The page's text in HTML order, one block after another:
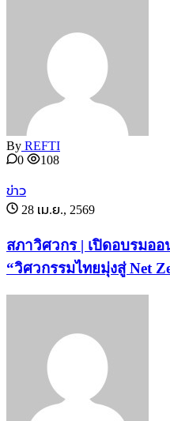
By REFTI
0
108
ข่าว
28 เม.ย., 2569
สภาวิศวกร | เปิดอบรมอ
“วิศวกรรมไทยมุ่งสู่ Net